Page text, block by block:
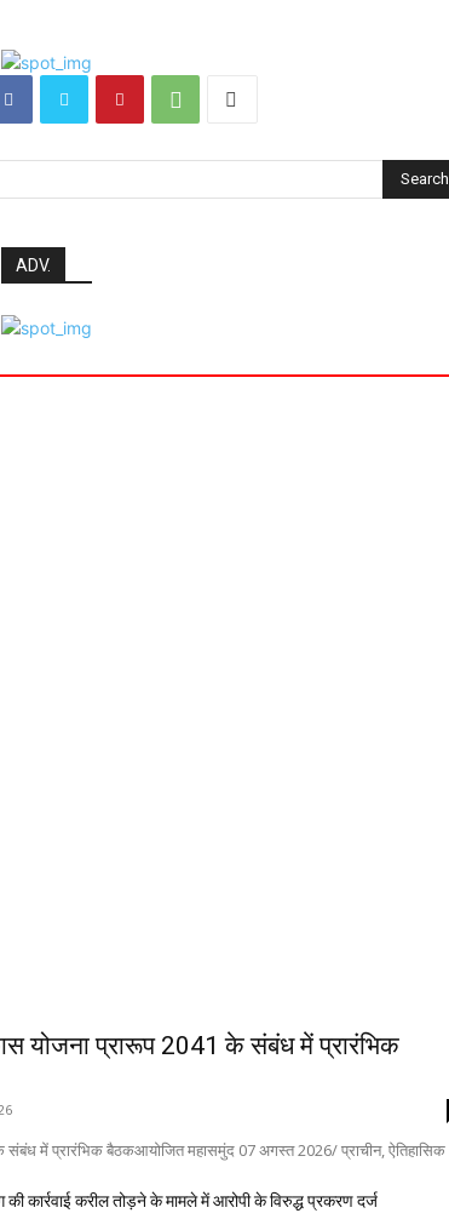
Search
ADV.
योजना प्रारूप 2041 के संबंध में प्रारंभिक
संबंध में प्रारंभिक बैठकआयोजित महासमुंद 07 अगस्त 2026/ प्राचीन, ऐतिहासिक
की कार्रवाई करील तोड़ने के मामले में आरोपी के विरुद्ध प्रकरण दर्ज